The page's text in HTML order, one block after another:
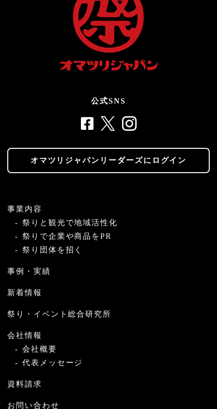
公式SNS
オマツリジャパンリーダーズにログイン
事業内容
祭りと観光で地域活性化
祭りで企業や商品をPR
祭り団体を招く
事例・実績
新着情報
祭り・イベント総合研究所
会社情報
会社概要
代表メッセージ
資料請求
お問い合わせ